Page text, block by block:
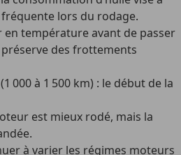
lors du rodage.
en températureavant de passer
des frottements
000 à 1 500 km) : le début de la
est mieux rodé, mais la
à varier les régimes moteurs